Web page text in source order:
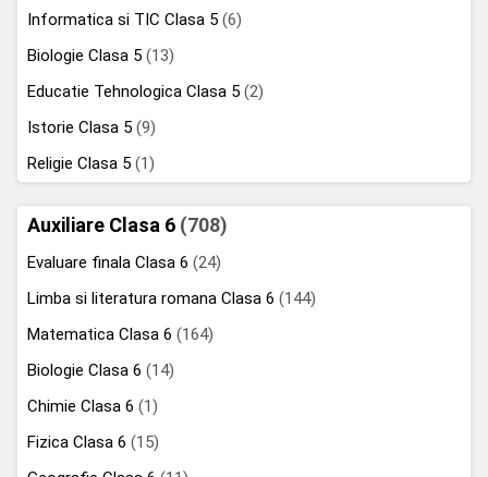
Informatica si TIC Clasa 5 (6)
Biologie Clasa 5 (13)
Educatie Tehnologica Clasa 5 (2)
Istorie Clasa 5 (9)
Religie Clasa 5 (1)
Auxiliare Clasa 6 (708)
Evaluare finala Clasa 6 (24)
Limba si literatura romana Clasa 6 (144)
Matematica Clasa 6 (164)
Biologie Clasa 6 (14)
Chimie Clasa 6 (1)
Fizica Clasa 6 (15)